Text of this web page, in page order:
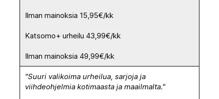
Ilman mainoksia 15,95€/kk
Katsomo+ urheilu 43,99€/kk
Ilman mainoksia 49,99€/kk
"Suuri valikoima urheilua, sarjoja ja
viihdeohjelmia kotimaasta ja maailmalta."